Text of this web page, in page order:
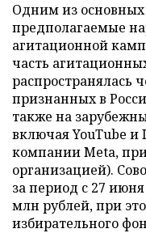
Одним из основных
предполагаемые
агитационной
часть
распространялась
признанных в
также на
включая YouTube
компании Meta,
организацией).
за период с 27
млн рублей, при
избирательного